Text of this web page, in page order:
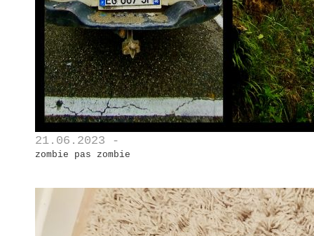
21.06.2023 -
zombie pas zombie